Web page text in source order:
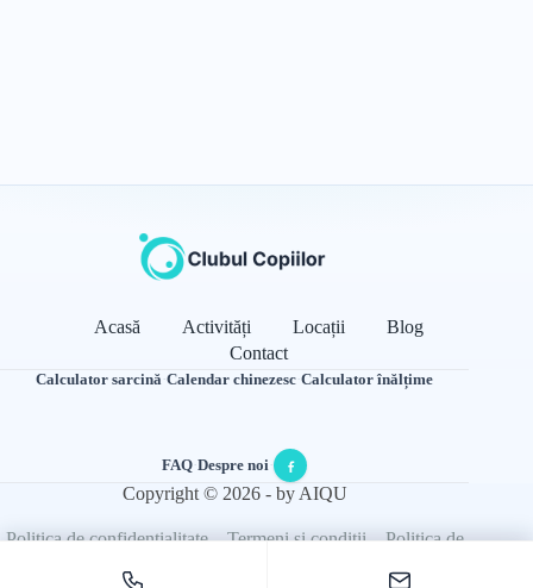
Acasă Activități Locații
Blog
Contact
Calculator sarcină·Calendar chinezesc·Calculator înălțime
FAQ·Despre noi·
Copyright © 2026 - by AIQU
Politica de confidențialitate Termeni și condiții
Politica de